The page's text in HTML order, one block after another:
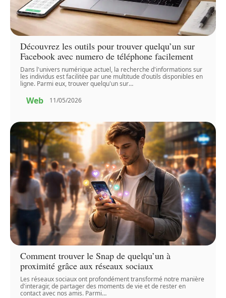
Découvrez les outils pour trouver quelqu’un sur
Facebook avec numero de téléphone facilement
Dans l'univers numérique actuel, la recherche d'informations sur
les individus est facilitée par une multitude d'outils disponibles en
ligne. Parmi eux, trouver quelqu'un sur…
Web 11/05/2026
Comment trouver le Snap de quelqu’un à
proximité grâce aux réseaux sociaux
Les réseaux sociaux ont profondément transformé notre manière
d'interagir, de partager des moments de vie et de rester en
contact avec nos amis. Parmi…